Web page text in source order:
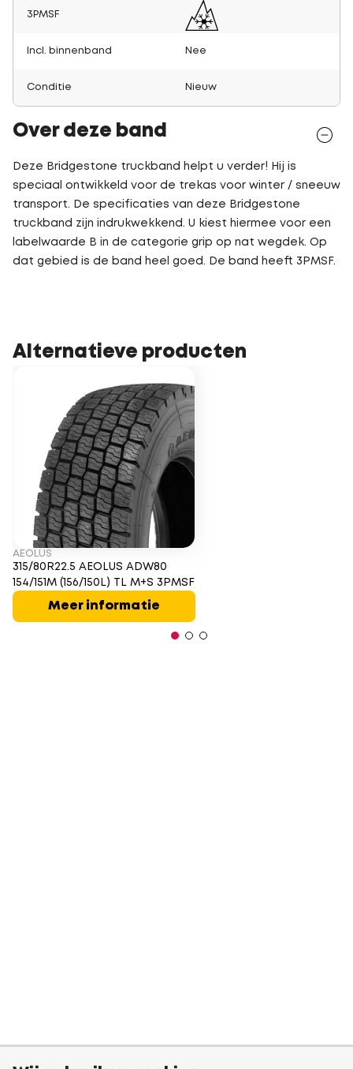
3PMSF
Incl. binnenband Nee
Conditie Nieuw
Over deze band
Deze Bridgestone truckband helpt u verder! Hij is
speciaal ontwikkeld voor de trekas voor winter / sneeuw
transport. De specificaties van deze Bridgestone
truckband zijn indrukwekkend. U kiest hiermee voor een
labelwaarde B in de categorie grip op nat wegdek. Op
dat gebied is de band heel goed. De band heeft 3PMSF.
Alternatieve producten
AEOLUS
315/80R22.5 AEOLUS ADW80
154/151M (156/150L) TL M+S 3PMSF
Meer informatie